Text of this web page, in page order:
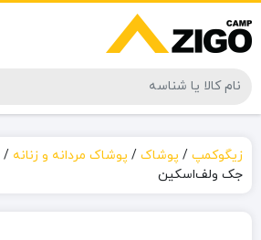
زیگوکمپ / پوشاک / پوشاک مردانه و زنانه /
جک ‌ولف‌اسکین